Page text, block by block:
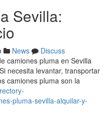
Sevilla:
News
Discuss
camiones pluma en Sevilla
necesita levantar, transportar
camiones pluma son la
pluma-sevilla-alquilar-y-